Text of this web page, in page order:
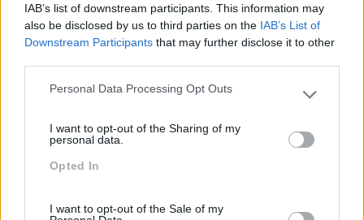
IAB’s list of downstream participants. This information may
also be disclosed by us to third parties on the IAB’s List of
Downstream Participants that may further disclose it to other
Please note that this website/app uses one or more Google
not limited to your visit or usage behaviour. You may click to
grant or deny consent to Google and its third-party tags to
use your data for below specified purposes in below Google
Personal Data Processing Opt Outs
I want to opt-out of the Sharing of my
personal data.
Opted In
I want to opt-out of the Sale of my
Também Poderá Gostar